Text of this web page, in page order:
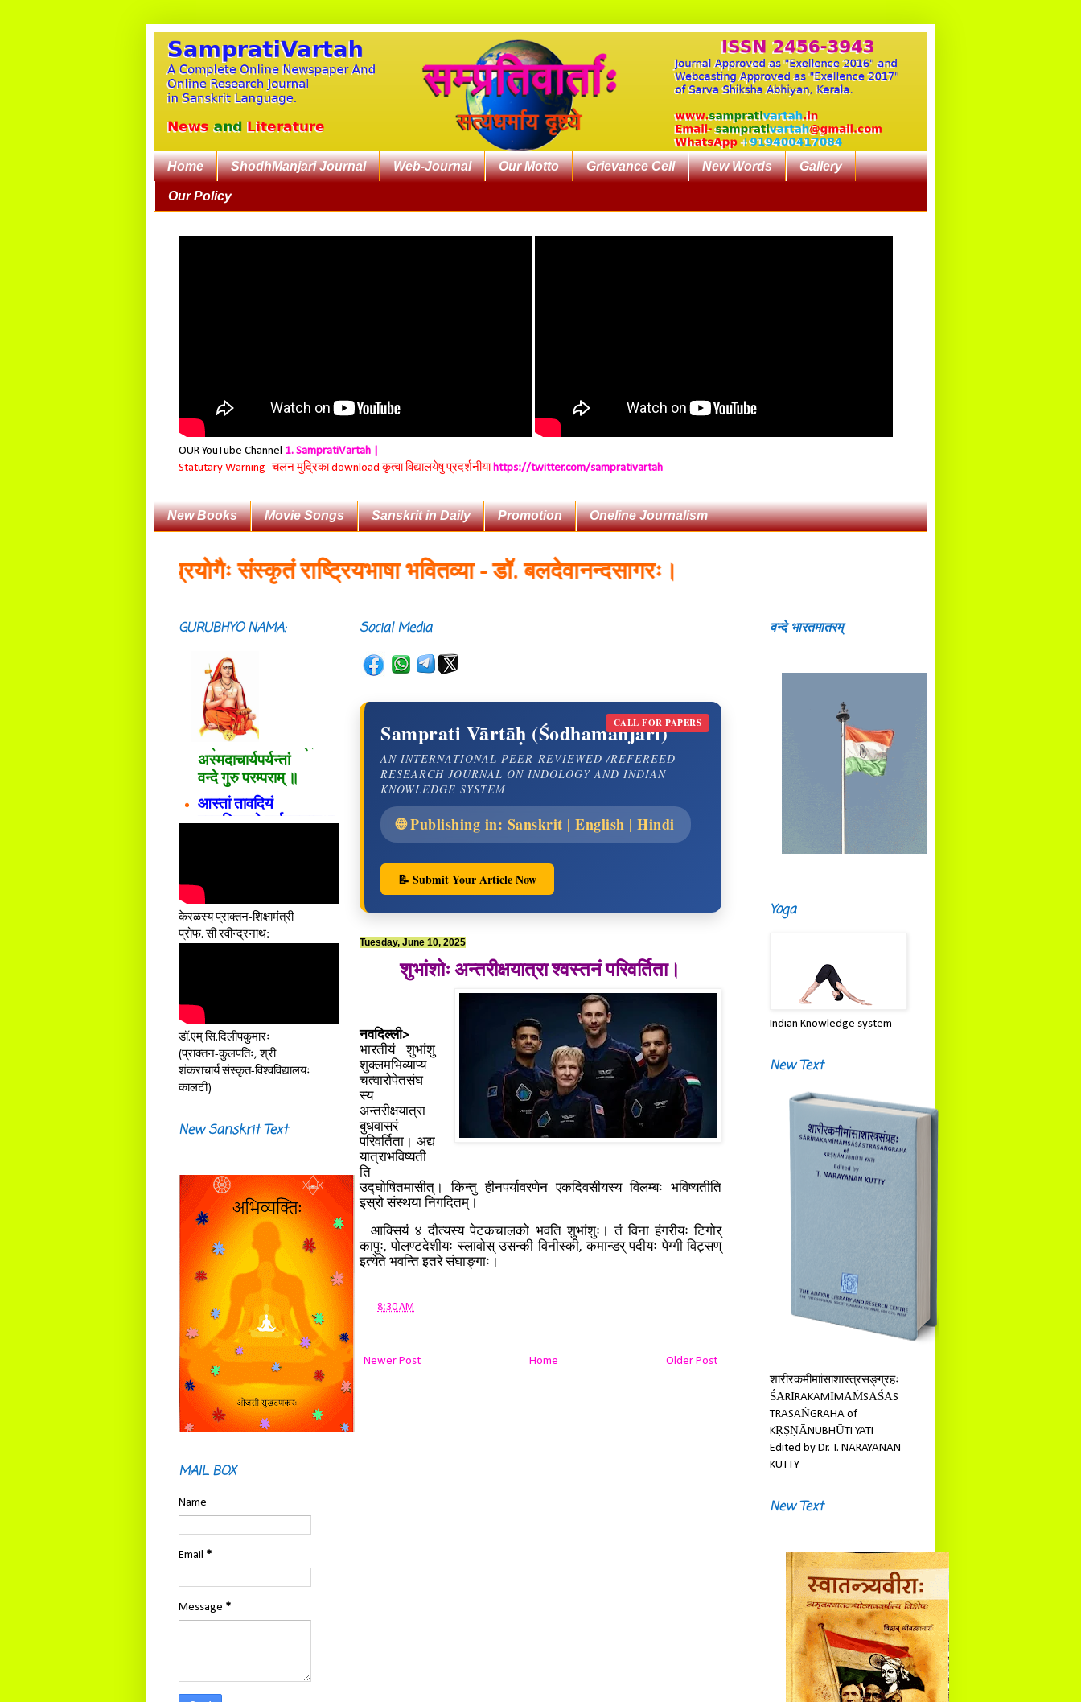
Home ShodhManjari Journal Web-Journal Our Motto Grievance Cell New Words Gallery
Our Policy
OUR YouTube Channel 1. SampratiVartah |
Statutary Warning- चलन मुद्रिका download कृत्वा विद्यालयेषु प्रदर्शनीयाhttps://twitter.com/samprativartah
New Books Movie Songs Sanskrit in Daily Promotion Oneline Journalism
व्यावहारिकप्रयोगैः संस्कृतं राष्ट्रियभाषा भवितव्या - डॉ. बलदेवानन्दसागरः।
Social Media
CALL FOR PAPERS
Samprati Vārtāḥ (Śodhamañjarī)
AN INTERNATIONAL PEER-REVIEWED /REFEREED
RESEARCH JOURNAL ON INDOLOGY AND INDIAN
KNOWLEDGE SYSTEM
🌐 Publishing in: Sanskrit | English | Hindi
📝 Submit Your Article Now
Tuesday, June 10, 2025
शुभांशोः अन्तरीक्षयात्रा श्वस्तनं परिवर्तिता।
नवदिल्ली>
भारतीयं शुभांशु
शुक्लमभिव्याप्य
चत्वारोपेतसंघ
स्य
अन्तरीक्षयात्रा
बुधवासरं
परिवर्तिता। अद्य
यात्राभविष्यती
ति
उद्घोषितमासीत्। किन्तु हीनपर्यावरणेन एकदिवसीयस्य विलम्बः भविष्यतीति
इस्रो संस्थया निगदितम्।
आक्सियं ४ दौत्यस्य पेटकचालको भवति शुभांशुः। तं विना हंगरीयः टिगोर्
कापुः, पोलण्टदेशीयः स्लावोस् उसन्की विनीस्की, कमान्डर् पदीयः पेग्गी विट्सण्
इत्येते भवन्ति इतरे संघाङ्गाः।
8:30 AM
Newer Post Older Post
Home
GURUBHYO NAMA:
सदाशिवसमारम्भां
शङ्कराचार्य मध्यमाम्।
अस्मदाचार्यपर्यन्तां
वन्दे गुरु परम्पराम् ॥
आस्तां तावदियं
प्रसूतिसमये दुर्वारशूलव्यथा
नैरुच्यं तनुशोषणं मलमयी
दातुं निष्कृतिमुन्नतोऽपि
तनयस्तस्यैः जनन्यै
नमः॥–
केरळस्य प्राक्तन-शिक्षामंत्री
प्रोफ. सी रवीन्द्रनाथ:
डॉ.एम् सि.दिलीपकुमारः
(प्राक्तन-कुलपतिः, श्री
शंकराचार्य संस्कृत-विश्वविद्यालयः
कालटी)
New Sanskrit Text
MAIL BOX
Name
Email *
Message *
वन्दे भारतमातरम्
Yoga
Indian Knowledge system
New Text
शारीरकमीमाांसाशास्त्रसङ्ग्रहः
ŚĀRĪRAKAMĪMĀṀSĀŚĀS
TRASAṄGRAHA of
KṚṢṆĀNUBHŪTI YATI
Edited by Dr. T. NARAYANAN
KUTTY
New Text